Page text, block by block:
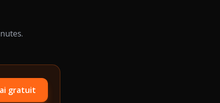
gratuit